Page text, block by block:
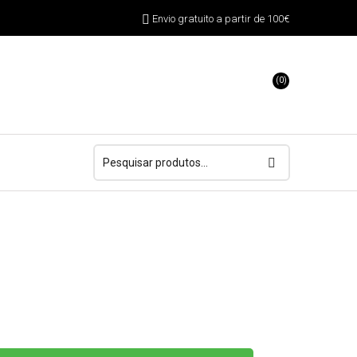
Envio gratuito a partir de 100€
(0)